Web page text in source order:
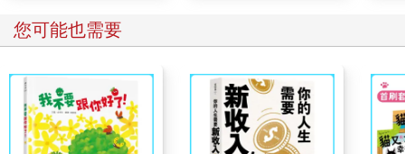
您可能也需要